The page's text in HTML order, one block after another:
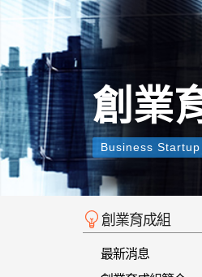
創業
Business
創業育成組
最新消息